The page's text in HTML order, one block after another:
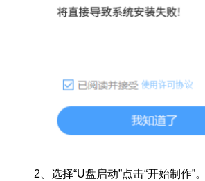
2、 选择“U盘启动”点击“开始制作”。